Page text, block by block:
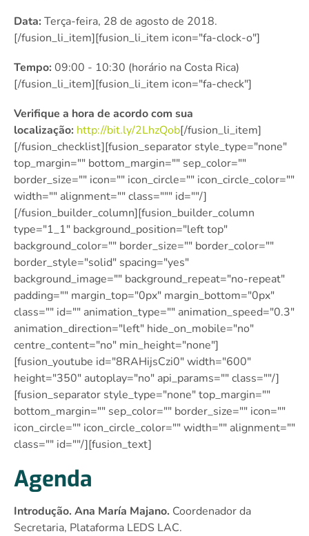
Data: Terça-feira, 28 de agosto de 2018.
[/fusion_li_item][fusion_li_item icon="fa-clock-o"]
Tempo: 09:00 - 10:30 (horário na Costa Rica)
[/fusion_li_item][fusion_li_item icon="fa-check"]
Verifique a hora de acordo com sua
localização: http://bit.ly/2LhzQob[/fusion_li_item]
[/fusion_checklist][fusion_separator style_type="none"
top_margin="" bottom_margin="" sep_color=""
border_size="" icon="" icon_circle="" icon_circle_color=""
width="" alignment="" class=""" id=""/]
[/fusion_builder_column][fusion_builder_column
type="1_1″ background_position="left top"
background_color="" border_size="" border_color=""
border_style="solid" spacing="yes"
background_image="" background_repeat="no-repeat"
padding="" margin_top="0px" margin_bottom="0px"
class="" id="" animation_type="" animation_speed="0.3″
animation_direction="left" hide_on_mobile="no"
centre_content="no" min_height="none"]
[fusion_youtube id="8RAHijsCzi0″ width="600″
height="350″ autoplay="no" api_params="" class=""/]
[fusion_separator style_type="none" top_margin=""
bottom_margin="" sep_color="" border_size="" icon=""
icon_circle="" icon_circle_color="" width="" alignment=""
class="" id=""/][fusion_text]
Agenda
Introdução. Ana María Majano. Coordenador da
Secretaria, Plataforma LEDS LAC.